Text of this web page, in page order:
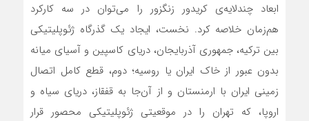
ابعاد چندلایه‌ی کریدور زنگزور را می‌توان در سه کارکرد
هم‌زمان خلاصه کرد. نخست، ایجاد یک گذرگاه ژئوپلیتیکی
بین ترکیه، جمهوری آذربایجان، دریای کاسپین و آسیای میانه
بدون عبور از خاک ایران یا روسیه؛ دوم، قطع کامل اتصال
زمینی ایران با ارمنستان و از آن‌جا به قفقاز، دریای سیاه و
اروپا، که تهران را در موقعیتی ژئوپلیتیکی محصور قرار